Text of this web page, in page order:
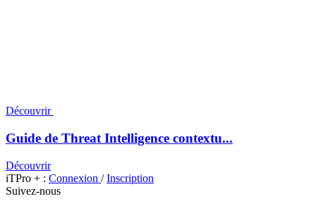
Découvrir
Guide de Threat Intelligence contextu...
Découvrir
iTPro + : Connexion /Inscription
Suivez-nous